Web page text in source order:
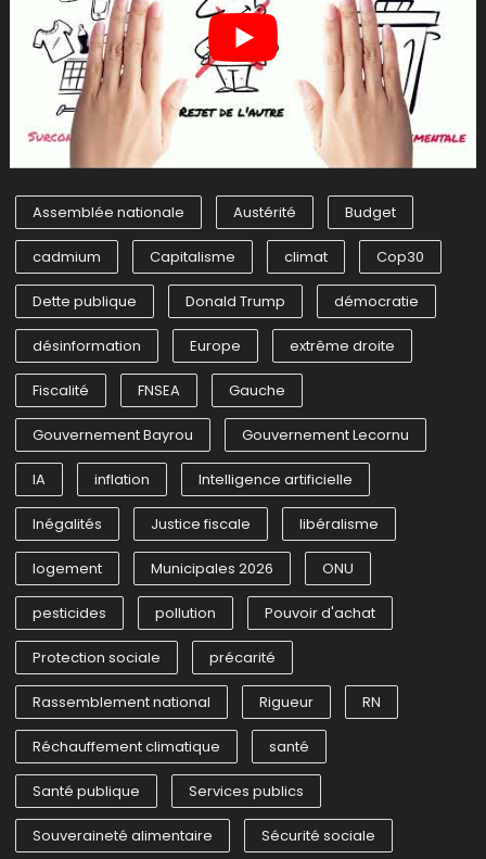
Assemblée nationale Austérité Budget
cadmium Capitalisme climat Cop30
Dette publique Donald Trump démocratie
désinformation Europe extrême droite
Fiscalité FNSEA Gauche
Gouvernement Bayrou Gouvernement Lecornu
IA inflation Intelligence artificielle
Inégalités Justice fiscale libéralisme
logement Municipales 2026 ONU
pesticides pollution Pouvoir d'achat
Protection sociale précarité
Rassemblement national Rigueur RN
Réchauffement climatique santé
Santé publique Services publics
Souveraineté alimentaire Sécurité sociale